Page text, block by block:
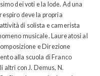
dei voti e la lode. Ad una
deve la propria
di solista e camerista
musicale. Laureatosi al
e Direzione
alla scuola di Franco
altri con J. Demus, N.